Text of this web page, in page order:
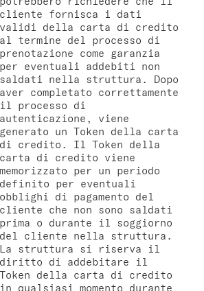
cliente fornisca i dati
validi della carta di credito
al termine del processo di
prenotazione come garanzia
per eventuali addebiti non
saldati nella struttura. Dopo
aver completato correttamente
il processo di
autenticazione, viene
generato un Token della carta
di credito. Il Token della
carta di credito viene
memorizzato per un periodo
definito per eventuali
obblighi di pagamento del
cliente che non sono saldati
prima o durante il soggiorno
del cliente nella struttura.
La struttura si riserva il
diritto di addebitare il
Token della carta di credito
in qualsiasi momento durante